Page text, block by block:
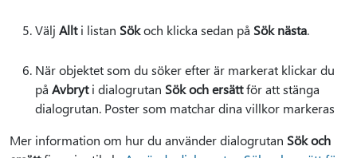
Välj Allti listan Sökoch klicka sedan på Sök nästa.
När objektet som du söker efter är markerat klickar du
på Avbryti dialogrutan Sök och ersättför att stänga
dialogrutan. Poster som matchar dina villkor markeras
Mer information om hur du använder dialogrutan Sök och